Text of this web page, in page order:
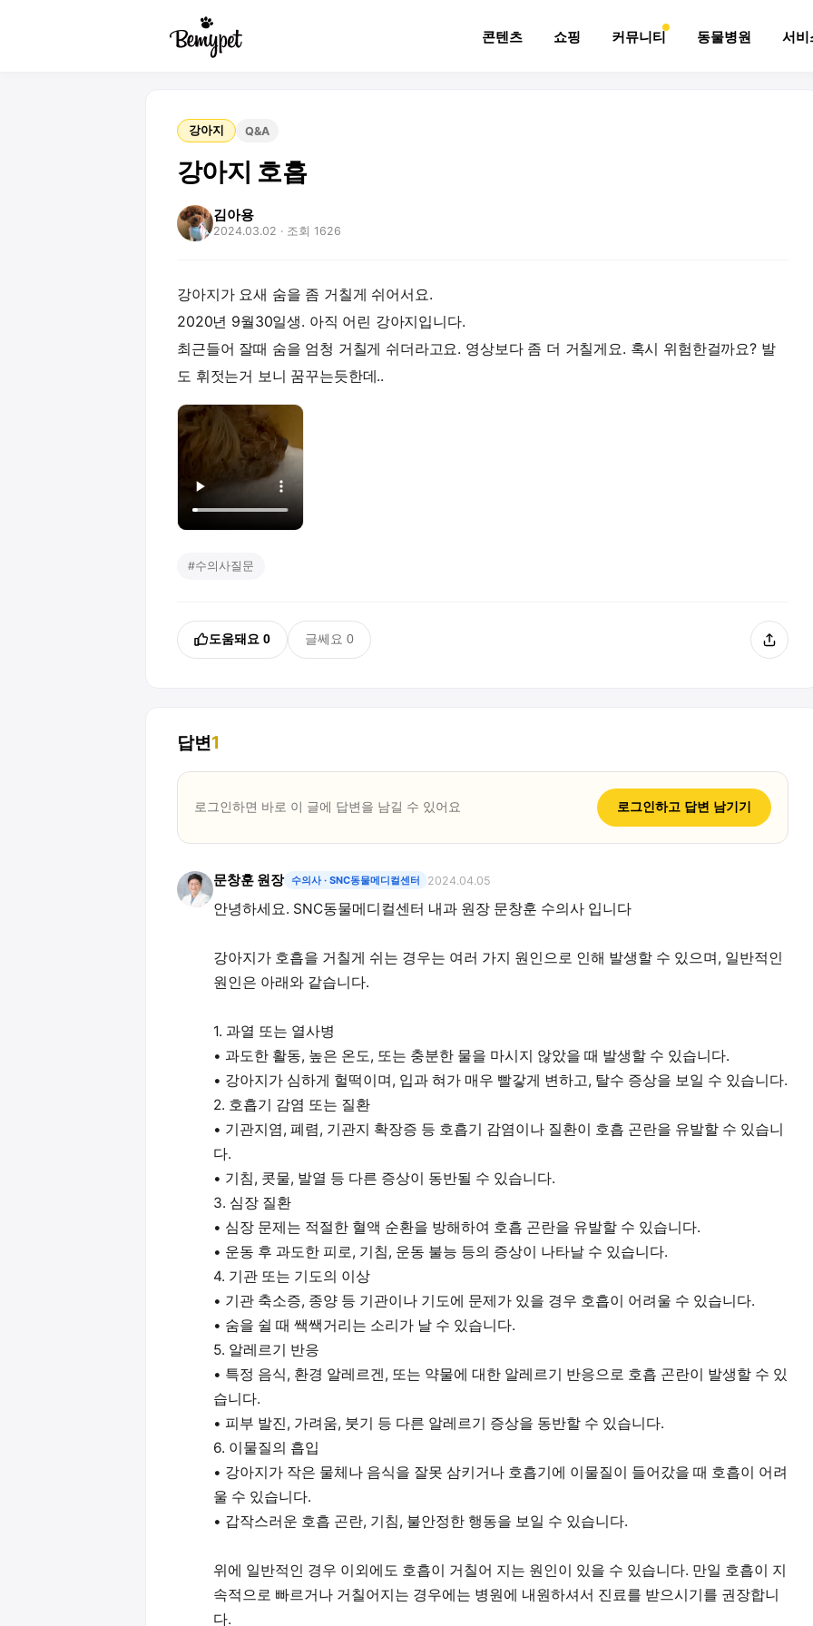
콘텐츠 쇼핑 커뮤니티 동물병원 서비
강아지 Q&A
강아지 호흡
김아용
2024.03.02 · 조회 1626
강아지가 요새 숨을 좀 거칠게 쉬어서요.
2020년 9월30일생. 아직 어린 강아지입니다.
최근들어 잘때 숨을 엄청 거칠게 쉬더라고요. 영상보다 좀 더 거칠게요. 혹시 위험한걸까요? 발
도 휘젓는거 보니 꿈꾸는듯한데..
#수의사질문
도움돼요 0 글쎄요 0
답변1
로그인하면 바로 이 글에 답변을 남길 수 있어요 로그인하고 답변 남기기
문창훈 원장 수의사· SNC동물메디컬센터 2024.04.05
안녕하세요. SNC동물메디컬센터 내과 원장 문창훈 수의사 입니다
강아지가 호흡을 거칠게 쉬는 경우는 여러 가지 원인으로 인해 발생할 수 있으며, 일반적인
원인은 아래와 같습니다.
1. 과열 또는 열사병
• 과도한 활동, 높은 온도, 또는 충분한 물을 마시지 않았을 때 발생할 수 있습니다.
• 강아지가 심하게 헐떡이며, 입과 혀가 매우 빨갛게 변하고, 탈수 증상을 보일 수 있습니다.
2. 호흡기 감염 또는 질환
• 기관지염, 폐렴, 기관지 확장증 등 호흡기 감염이나 질환이 호흡 곤란을 유발할 수 있습니
다.
• 기침, 콧물, 발열 등 다른 증상이 동반될 수 있습니다.
3. 심장 질환
• 심장 문제는 적절한 혈액 순환을 방해하여 호흡 곤란을 유발할 수 있습니다.
• 운동 후 과도한 피로, 기침, 운동 불능 등의 증상이 나타날 수 있습니다.
4. 기관 또는 기도의 이상
• 기관 축소증, 종양 등 기관이나 기도에 문제가 있을 경우 호흡이 어려울 수 있습니다.
• 숨을 쉴 때 쌕쌕거리는 소리가 날 수 있습니다.
5. 알레르기 반응
• 특정 음식, 환경 알레르겐, 또는 약물에 대한 알레르기 반응으로 호흡 곤란이 발생할 수 있
습니다.
• 피부 발진, 가려움, 붓기 등 다른 알레르기 증상을 동반할 수 있습니다.
6. 이물질의 흡입
• 강아지가 작은 물체나 음식을 잘못 삼키거나 호흡기에 이물질이 들어갔을 때 호흡이 어려
울 수 있습니다.
• 갑작스러운 호흡 곤란, 기침, 불안정한 행동을 보일 수 있습니다.
위에 일반적인 경우 이외에도 호흡이 거칠어 지는 원인이 있을 수 있습니다. 만일 호흡이 지
속적으로 빠르거나 거칠어지는 경우에는 병원에 내원하셔서 진료를 받으시기를 권장합니
다.